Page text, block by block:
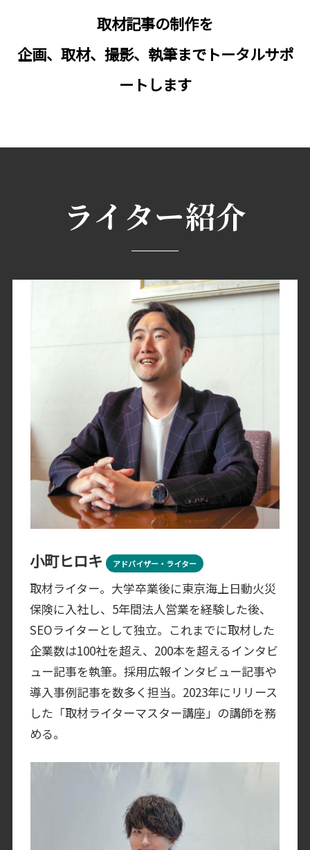
取材記事の制作を
企画、取材、撮影、執筆までトータルサポ
ートします
ライター紹介
小町ヒロキ アドバイザー・ライター
取材ライター。大学卒業後に東京海上日動火災
保険に入社し、5年間法人営業を経験した後、
SEOライターとして独立。これまでに取材した
企業数は100社を超え、200本を超えるインタビ
ュー記事を執筆。採用広報インタビュー記事や
導入事例記事を数多く担当。2023年にリリース
した「取材ライターマスター講座」の講師を務
める。